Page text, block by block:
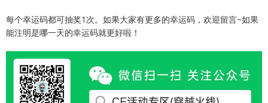
每个幸运码都可抽奖1次。如果大家有更多的幸运码，欢迎留言~如果
能注明是哪一天的幸运码就更好啦！